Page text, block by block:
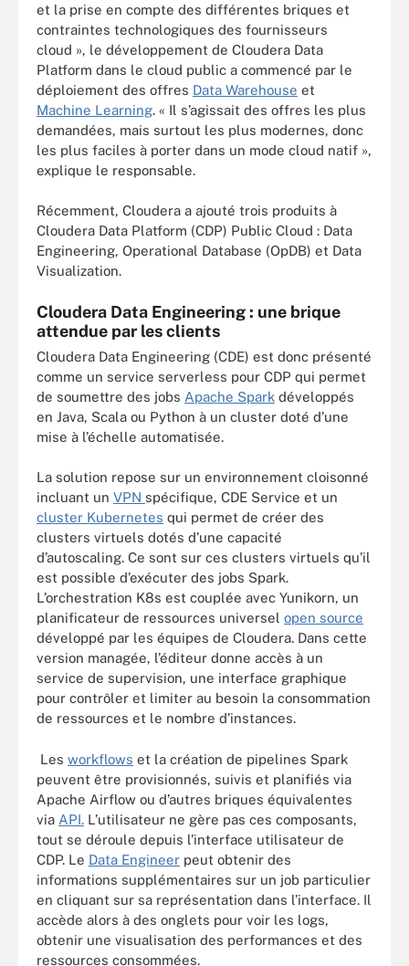
et la prise en compte des différentes briques et
contraintes technologiques des fournisseurs
cloud », le développement de Cloudera Data
Platform dans le cloud public a commencé par le
déploiement des offres Data Warehouse et
Machine Learning. « Il s’agissait des offres les plus
demandées, mais surtout les plus modernes, donc
les plus faciles à porter dans un mode cloud natif »,
explique le responsable.
Récemment, Cloudera a ajouté trois produits à
Cloudera Data Platform (CDP) Public Cloud : Data
Engineering, Operational Database (OpDB) et Data
Visualization.
Cloudera Data Engineering : une brique
attendue par les clients
Cloudera Data Engineering (CDE) est donc présenté
comme un service serverless pour CDP qui permet
de soumettre des jobs Apache Spark développés
en Java, Scala ou Python à un cluster doté d’une
mise à l’échelle automatisée.
La solution repose sur un environnement cloisonné
incluant un VPN spécifique, CDE Service et un
cluster Kubernetes qui permet de créer des
clusters virtuels dotés d’une capacité
d’autoscaling. Ce sont sur ces clusters virtuels qu’il
est possible d’exécuter des jobs Spark.
L’orchestration K8s est couplée avec Yunikorn, un
planificateur de ressources universel open source
développé par les équipes de Cloudera. Dans cette
version managée, l’éditeur donne accès à un
service de supervision, une interface graphique
pour contrôler et limiter au besoin la consommation
de ressources et le nombre d’instances.
Les workflows et la création de pipelines Spark
peuvent être provisionnés, suivis et planifiés via
Apache Airflow ou d’autres briques équivalentes
via API. L’utilisateur ne gère pas ces composants,
tout se déroule depuis l’interface utilisateur de
CDP. Le Data Engineer peut obtenir des
informations supplémentaires sur un job particulier
en cliquant sur sa représentation dans l’interface. Il
accède alors à des onglets pour voir les logs,
obtenir une visualisation des performances et des
ressources consommées.